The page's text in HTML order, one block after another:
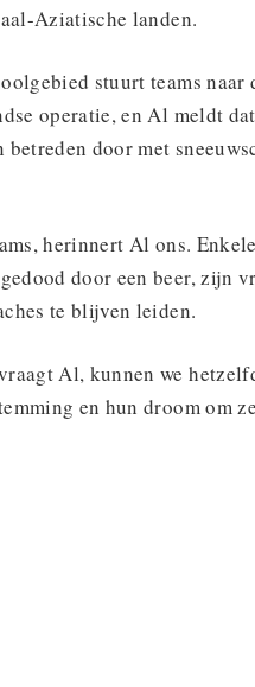
Aziatische landen.
stuurt teams naar
operatie, en Al meldt
door met
herinnert Al ons.
door een beer, zijn
te blijven leiden.
Al, kunnen we
en hun droom om